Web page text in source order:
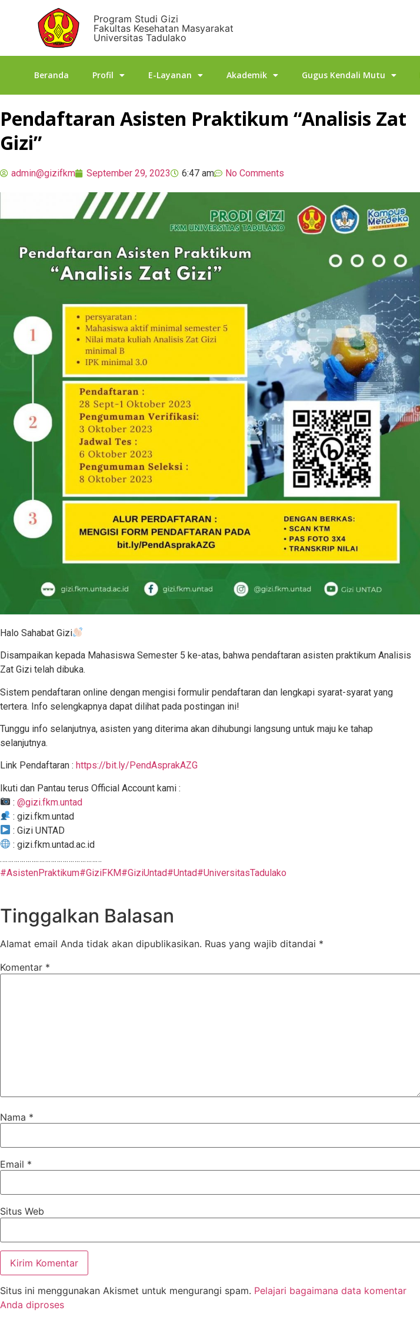
Program Studi Gizi
Fakultas Kesehatan Masyarakat
Universitas Tadulako
Beranda Profil E-Layanan Akademik Gugus Kendali Mutu
Pendaftaran Asisten Praktikum “Analisis Zat
Gizi”
admin@gizifkm September 29, 2023 6:47 am No Comments
Halo Sahabat Gizi
Disampaikan kepada Mahasiswa Semester 5 ke-atas, bahwa pendaftaran asisten praktikum Analisis
Zat Gizi telah dibuka.
Sistem pendaftaran online dengan mengisi formulir pendaftaran dan lengkapi syarat-syarat yang
tertera. Info selengkapnya dapat dilihat pada postingan ini!
Tunggu info selanjutnya, asisten yang diterima akan dihubungi langsung untuk maju ke tahap
selanjutnya.
Link Pendaftaran : https://bit.ly/PendAsprakAZG
Ikuti dan Pantau terus Official Account kami :
:@gizi.fkm.untad
: gizi.fkm.untad
: Gizi UNTAD
: gizi.fkm.untad.ac.id
……………….……………………………
#AsistenPraktikum#GiziFKM#GiziUntad#Untad#UniversitasTadulako
Tinggalkan Balasan
Alamat email Anda tidak akan dipublikasikan. Ruas yang wajib ditandai *
Komentar *
Nama *
Email *
Situs Web
Situs ini menggunakan Akismet untuk mengurangi spam. Pelajari bagaimana data komentar
Anda diproses